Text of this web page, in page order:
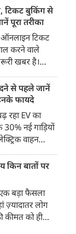
कृत्रिम
परिवर्तन से लेकर
पर बहस कर
पर भी एक
जिसने किसी भी
का साथ चुना
कि आज कुत्तों के
पशु-चिकित्सकों,
विशेषज्ञों से
यूनिवर्सिटी से
टिकट बुकिंग से
पूरा तरीका
ऑनलाइन टिकट
करने वाले
खबर है।
वर्जन लॉन्च कर
साल पुराने
को नए
फीचर्स के साथ
से पहले जानें
फायदे
रहा EV का
नई गाड़ियों
वाहन
मौका
किन बातों पर
बड़ा फैसला
ज़्यादातर लोग
को ही